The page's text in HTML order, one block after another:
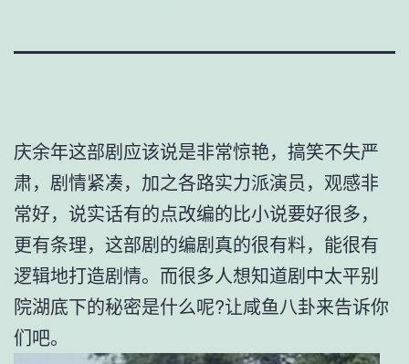
庆余年这部剧应该说是非常惊艳，搞笑不失严
肃，剧情紧凑，加之各路实力派演员，观感非
常好，说实话有的点改编的比小说要好很多，
更有条理，这部剧的编剧真的很有料，能很有
逻辑地打造剧情。而很多人想知道剧中太平别
院湖底下的秘密是什么呢?让咸鱼八卦来告诉你
们吧。